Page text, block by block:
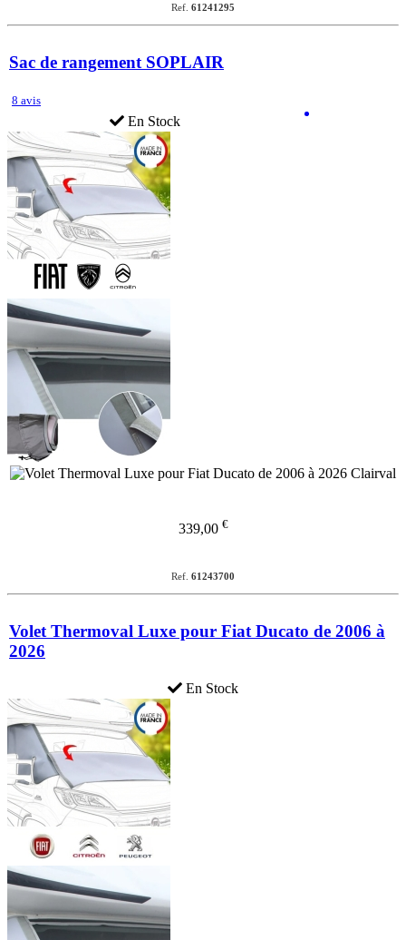
Ref. 61241295
Sac de rangement SOPLAIR
8 avis
En Stock
339,00 €
Ref. 61243700
Volet Thermoval Luxe pour Fiat Ducato de 2006 à
2026
En Stock